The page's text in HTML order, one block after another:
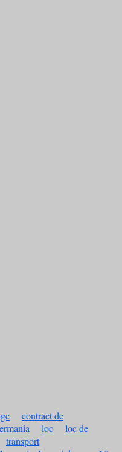
contract de
loc
loc de
transport